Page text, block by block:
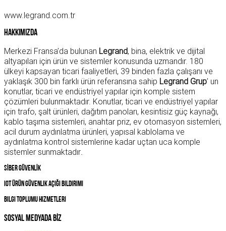
www.legrand.com.tr
Hakkımızda
Merkezi Fransa’da bulunan Legrand, bina, elektrik ve dijital
altyapıları için ürün ve sistemler konusunda uzmandır. 180
ülkeyi kapsayan ticari faaliyetleri, 39 binden fazla çalışanı ve
yaklaşık 300 bin farklı ürün referansına sahip Legrand Grup’ un
konutlar, ticari ve endüstriyel yapılar için komple sistem
çözümleri bulunmaktadır. Konutlar, ticari ve endüstriyel yapılar
için trafo, şalt ürünleri, dağıtım panoları, kesintisiz güç kaynağı,
kablo taşıma sistemleri, anahtar priz, ev otomasyon sistemleri,
acil durum aydınlatma ürünleri, yapısal kablolama ve
aydınlatma kontrol sistemlerine kadar uçtan uca komple
sistemler sunmaktadır.
SİBER GÜVENLİK
IOT Ürün Güvenlik Açığı Bildirimi
Bilgi Toplumu Hizmetleri
SOSYAL MEDYADA BİZ